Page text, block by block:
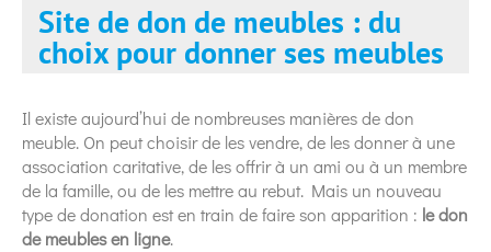
Site de don de meubles : du
choix pour donner ses meubles
Il existe aujourd’hui de nombreuses manières de don
meuble. On peut choisir de les vendre, de les donner à une
association caritative, de les offrir à un ami ou à un membre
de la famille, ou de les mettre au rebut. Mais un nouveau
type de donation est en train de faire son apparition : le don
de meubles en ligne.